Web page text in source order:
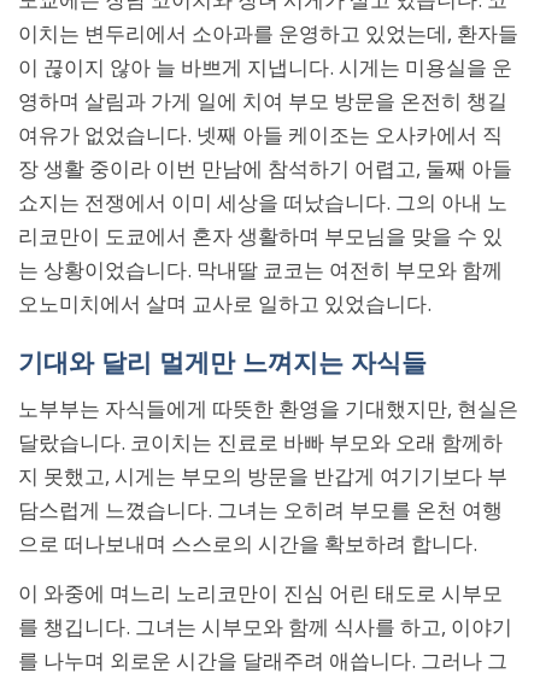
이치는 변두리에서 소아과를 운영하고 있었는데, 환자들
이 끊이지 않아 늘 바쁘게 지냅니다. 시게는 미용실을 운
영하며 살림과 가게 일에 치여 부모 방문을 온전히 챙길
여유가 없었습니다. 넷째 아들 케이조는 오사카에서 직
장 생활 중이라 이번 만남에 참석하기 어렵고, 둘째 아들
쇼지는 전쟁에서 이미 세상을 떠났습니다. 그의 아내 노
리코만이 도쿄에서 혼자 생활하며 부모님을 맞을 수 있
는 상황이었습니다. 막내딸 쿄코는 여전히 부모와 함께
오노미치에서 살며 교사로 일하고 있었습니다.
기대와 달리 멀게만 느껴지는 자식들
노부부는 자식들에게 따뜻한 환영을 기대했지만, 현실은
달랐습니다. 코이치는 진료로 바빠 부모와 오래 함께하
지 못했고, 시게는 부모의 방문을 반갑게 여기기보다 부
담스럽게 느꼈습니다. 그녀는 오히려 부모를 온천 여행
으로 떠나보내며 스스로의 시간을 확보하려 합니다.
이 와중에 며느리 노리코만이 진심 어린 태도로 시부모
를 챙깁니다. 그녀는 시부모와 함께 식사를 하고, 이야기
를 나누며 외로운 시간을 달래주려 애씁니다. 그러나 그